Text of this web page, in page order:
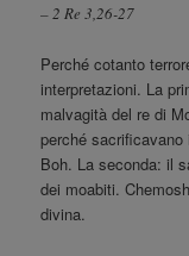
– 2 Re 3,26-27
Perché cotanto
interpretazioni. La
malvagità del re di
perché
Boh. La seconda: il
dei moabiti.
divina.